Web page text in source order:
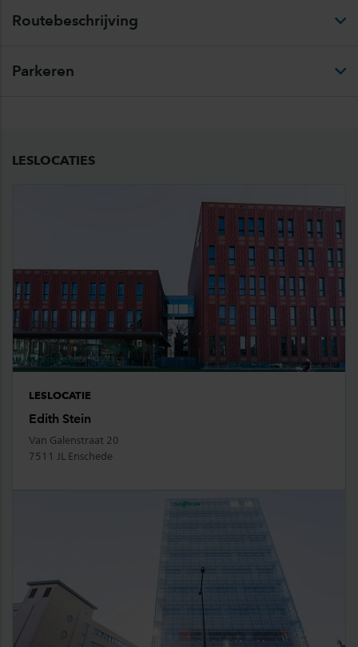
Routebeschrijving
Parkeren
LESLOCATIES
LESLOCATIE
Edith Stein
Van Galenstraat 20
7511 JL Enschede